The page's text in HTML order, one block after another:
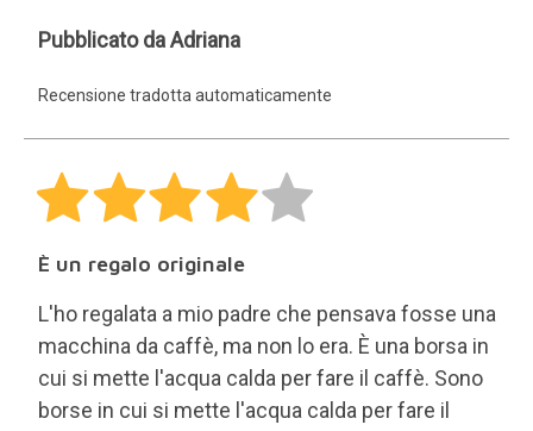
Era un regalo per l'Epifania e la persona che l'ha
aver mai visto nulla di così originale. Persona che
ama il caffè
Pubblicato da Paqsv
Recensione tradotta automaticamente